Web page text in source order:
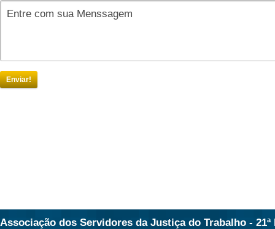
Enviar!
Associação dos Servidores da Justiça do Trabalho - 21ª